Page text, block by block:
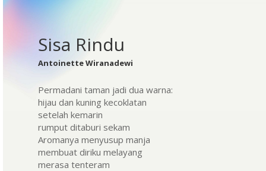
Sisa Rindu
Antoinette Wiranadewi
Permadani taman jadi dua warna:
hijau dan kuning kecoklatan
setelah kemarin
rumput ditaburi sekam
Aromanya menyusup manja
membuat diriku melayang
merasa tenteram